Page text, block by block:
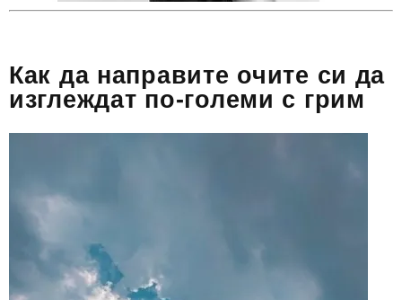
Как да направите очите си да
изглеждат по-големи с грим